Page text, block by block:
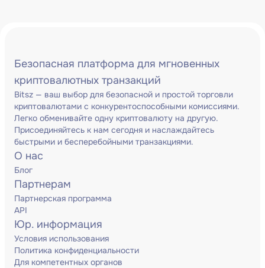
Безопасная платформа для мгновенных
криптовалютных транзакций
Bitsz — ваш выбор для безопасной и простой торговли
криптовалютами с конкурентоспособными комиссиями.
Легко обменивайте одну криптовалюту на другую.
Присоединяйтесь к нам сегодня и наслаждайтесь
быстрыми и бесперебойными транзакциями.
О нас
Блог
Партнерам
Партнерская программа
API
Юр. информация
Условия использования
Политика конфиденциальности
Для компетентных органов